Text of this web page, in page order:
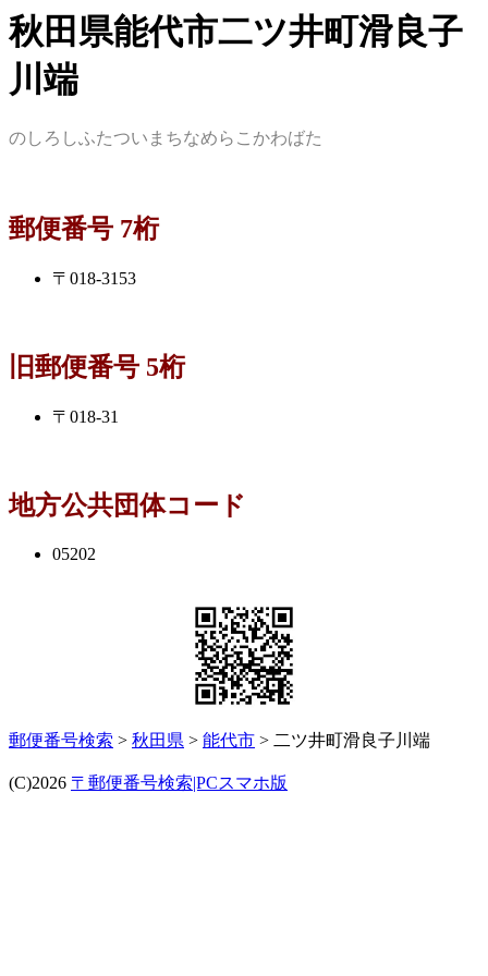
秋田県能代市二ツ井町滑良子
川端
のしろしふたついまちなめらこかわばた
郵便番号 7桁
〒018-3153
旧郵便番号 5桁
〒018-31
地方公共団体コード
05202
郵便番号検索 > 秋田県 > 能代市 > 二ツ井町滑良子川端
(C)2026 〒郵便番号検索|PCスマホ版